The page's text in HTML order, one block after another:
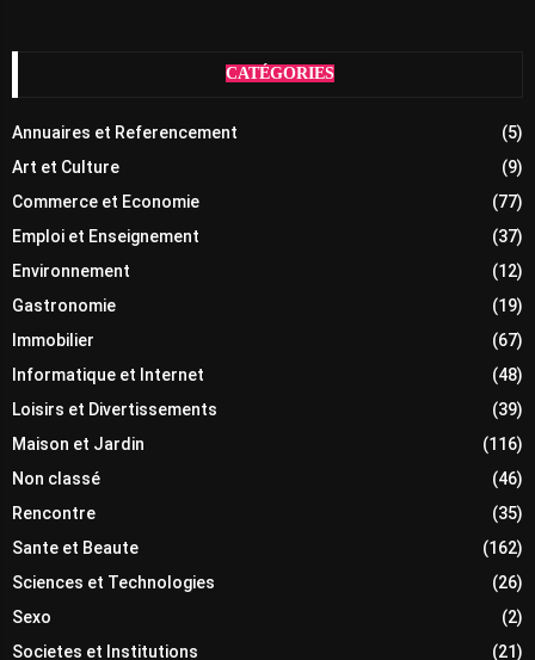
CATÉGORIES
Annuaires et Referencement
(5)
Art et Culture
(9)
Commerce et Economie
(77)
Emploi et Enseignement
(37)
Environnement
(12)
Gastronomie
(19)
Immobilier
(67)
Informatique et Internet
(48)
Loisirs et Divertissements
(39)
Maison et Jardin
(116)
Non classé
(46)
Rencontre
(35)
Sante et Beaute
(162)
Sciences et Technologies
(26)
Sexo
(2)
Societes et Institutions
(21)